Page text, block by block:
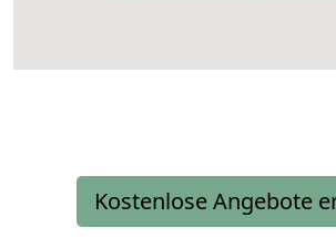
Kostenlose Angebote